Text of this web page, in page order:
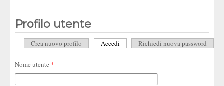
Profilo utente
Schede primarie
Crea nuovo profilo Accedi (scheda attiva)
Richiedi nuova password
Nome utente *